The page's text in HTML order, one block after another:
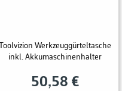
Toolvizion Werkzeuggürteltasche
inkl. Akkumaschinenhalter
50,58 €